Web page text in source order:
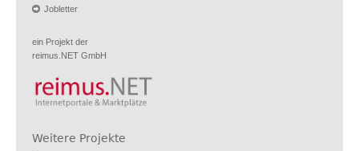
Jobletter
ein Projekt der
reimus.NET GmbH
Weitere Projekte